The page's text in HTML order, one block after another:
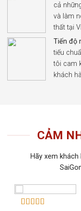
cả
và làm
thất tại
Tiến độ
tiếu
tôi cam
khách
CẢM
Hãy xem